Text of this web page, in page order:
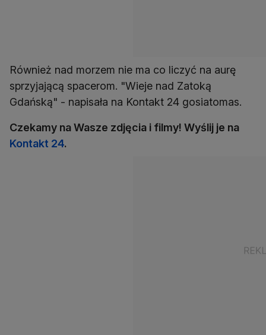
Również nad morzem nie ma co liczyć na aurę
sprzyjającą spacerom. "Wieje nad Zatoką
Gdańską" - napisała na Kontakt 24 gosiatomas.
Czekamy na Wasze zdjęcia i filmy! Wyślij je na
Kontakt 24.